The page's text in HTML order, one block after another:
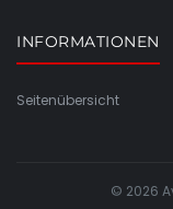
INFORMATIONEN
Seitenübersicht
© 2026